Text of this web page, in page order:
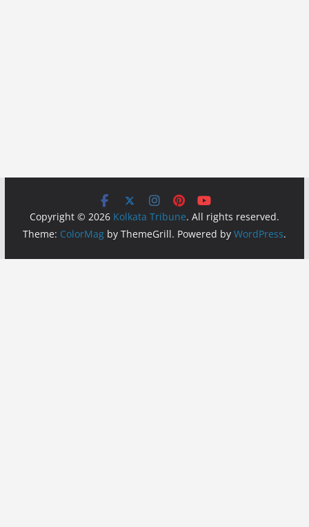
Copyright © 2026 Kolkata Tribune. All rights reserved.
Theme: ColorMagby ThemeGrill. Powered by WordPress.